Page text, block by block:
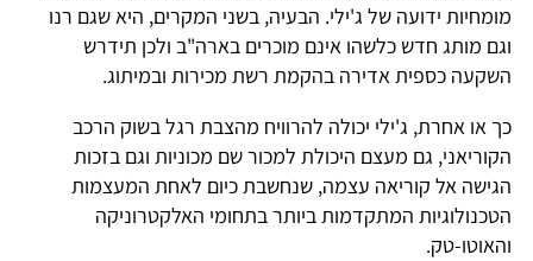
מומחיות ידועה של ג'ילי. הבעיה, בשני המקרים, היא שגם רנו
וגם מותג חדש כלשהו אינם מוכרים בארה"ב ולכן תידרש
השקעה כספית אדירה בהקמת רשת מכירות ובמיתוג.
כך או אחרת, ג'ילי יכולה להרוויח מהצבת רגל בשוק הרכב
הקוריאני, גם מעצם היכולת למכור שם מכוניות וגם בזכות
הגישה אל קוריאה עצמה, שנחשבת כיום לאחת המעצמות
הטכנולוגיות המתקדמות ביותר בתחומי האלקטרוניקה
והאוטו-טק.